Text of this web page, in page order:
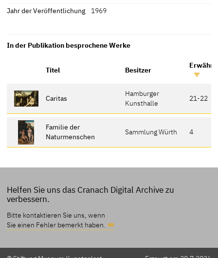
Jahr der Veröffentlichung
1969
In der Publikation besprochene Werke
Titel Besitzer
Caritas
Hamburger
Kunsthalle
21-22
Familie der
Naturmenschen
Sammlung Würth 4
Helfen Sie uns das Cranach Digital Archive zu
verbessern.
Bitte kontaktieren Sie uns, wenn
Sie einen Fehler bemerkt haben.